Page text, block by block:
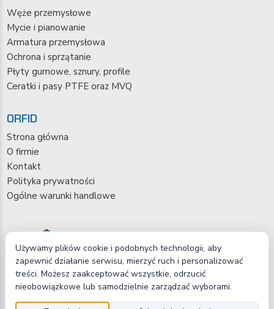
Węże przemysłowe
Mycie i pianowanie
Armatura przemysłowa
Ochrona i sprzątanie
Płyty gumowe, sznury, profile
Ceratki i pasy PTFE oraz MVQ
ORFID
Strona główna
O firmie
Kontakt
Polityka prywatności
Ogólne warunki handlowe
Używamy plików cookie i podobnych technologii, aby
zapewnić działanie serwisu, mierzyć ruch i personalizować
treści. Możesz zaakceptować wszystkie, odrzucić
nieobowiązkowe lub samodzielnie zarządzać wyborami.